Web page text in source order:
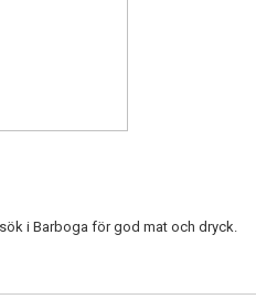
i Barboga för god mat och dryck.